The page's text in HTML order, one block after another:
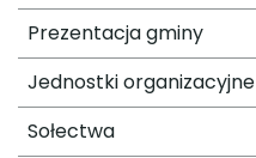
Prezentacja gminy
Jednostki organizacyjne
Sołectwa